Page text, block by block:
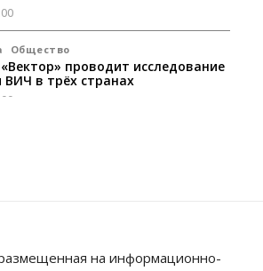
Общество
проводит исследование
ВИЧ в трёх странах
на информационно-